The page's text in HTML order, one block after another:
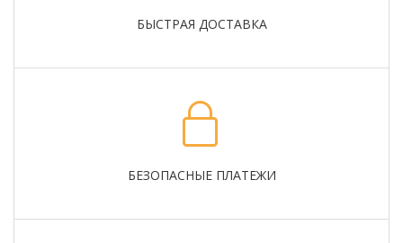
БЫСТРАЯ ДОСТАВКА
БЕЗОПАСНЫЕ ПЛАТЕЖИ